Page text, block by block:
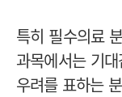
특히 필수의료
과목에서는 기
우려를 표하는